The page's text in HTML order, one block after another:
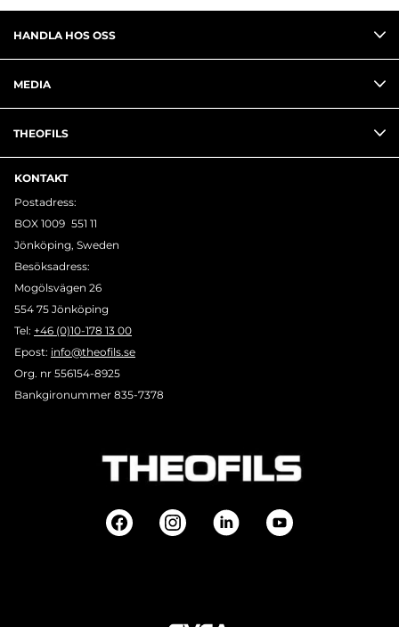
HANDLA HOS OSS
MEDIA
THEOFILS
KONTAKT
Postadress:
BOX 1009 551 11
Jönköping, Sweden
Besöksadress:
Mogölsvägen 26
554 75 Jönköping
Tel: +46 (0)10-178 13 00
Epost: info@theofils.se
Org. nr 556154-8925
Bankgironummer 835-7378